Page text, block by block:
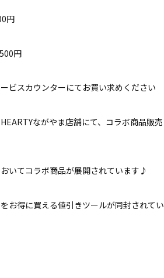
円
円
ビスカウンターにてお買い求めください
ながやま店舗にて、コラボ商品販売
いてコラボ商品が展開されています♪
お得に買える値引きツールが同封されてい